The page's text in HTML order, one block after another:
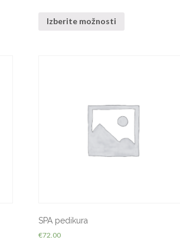
Izberite možnosti
SPA pedikura
€72.00